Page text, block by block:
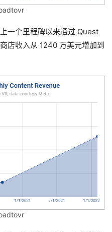
一个里程碑以来通过 Quest
店收入从 1240 万美元增加到